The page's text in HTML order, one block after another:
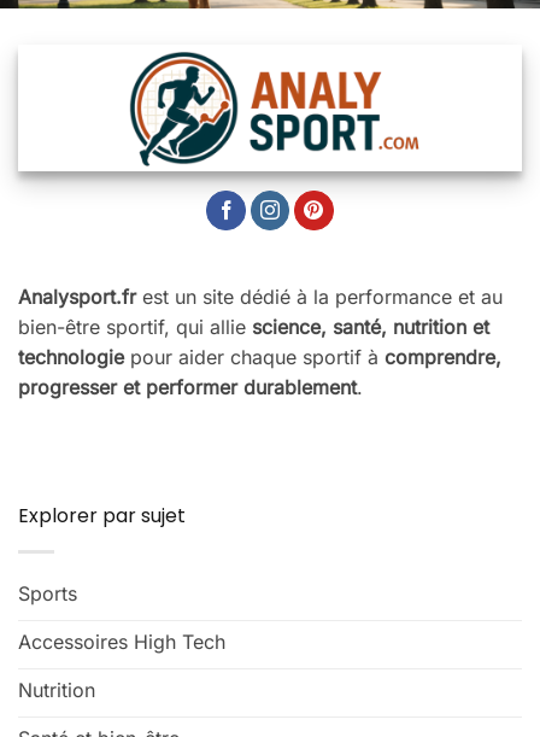
Analysport.frest un site dédié à la performance et au
bien-être sportif, qui allie science, santé, nutrition et
technologiepour aider chaque sportif à comprendre,
progresser et performer durablement.
Explorer par sujet
Sports
Accessoires High Tech
Nutrition